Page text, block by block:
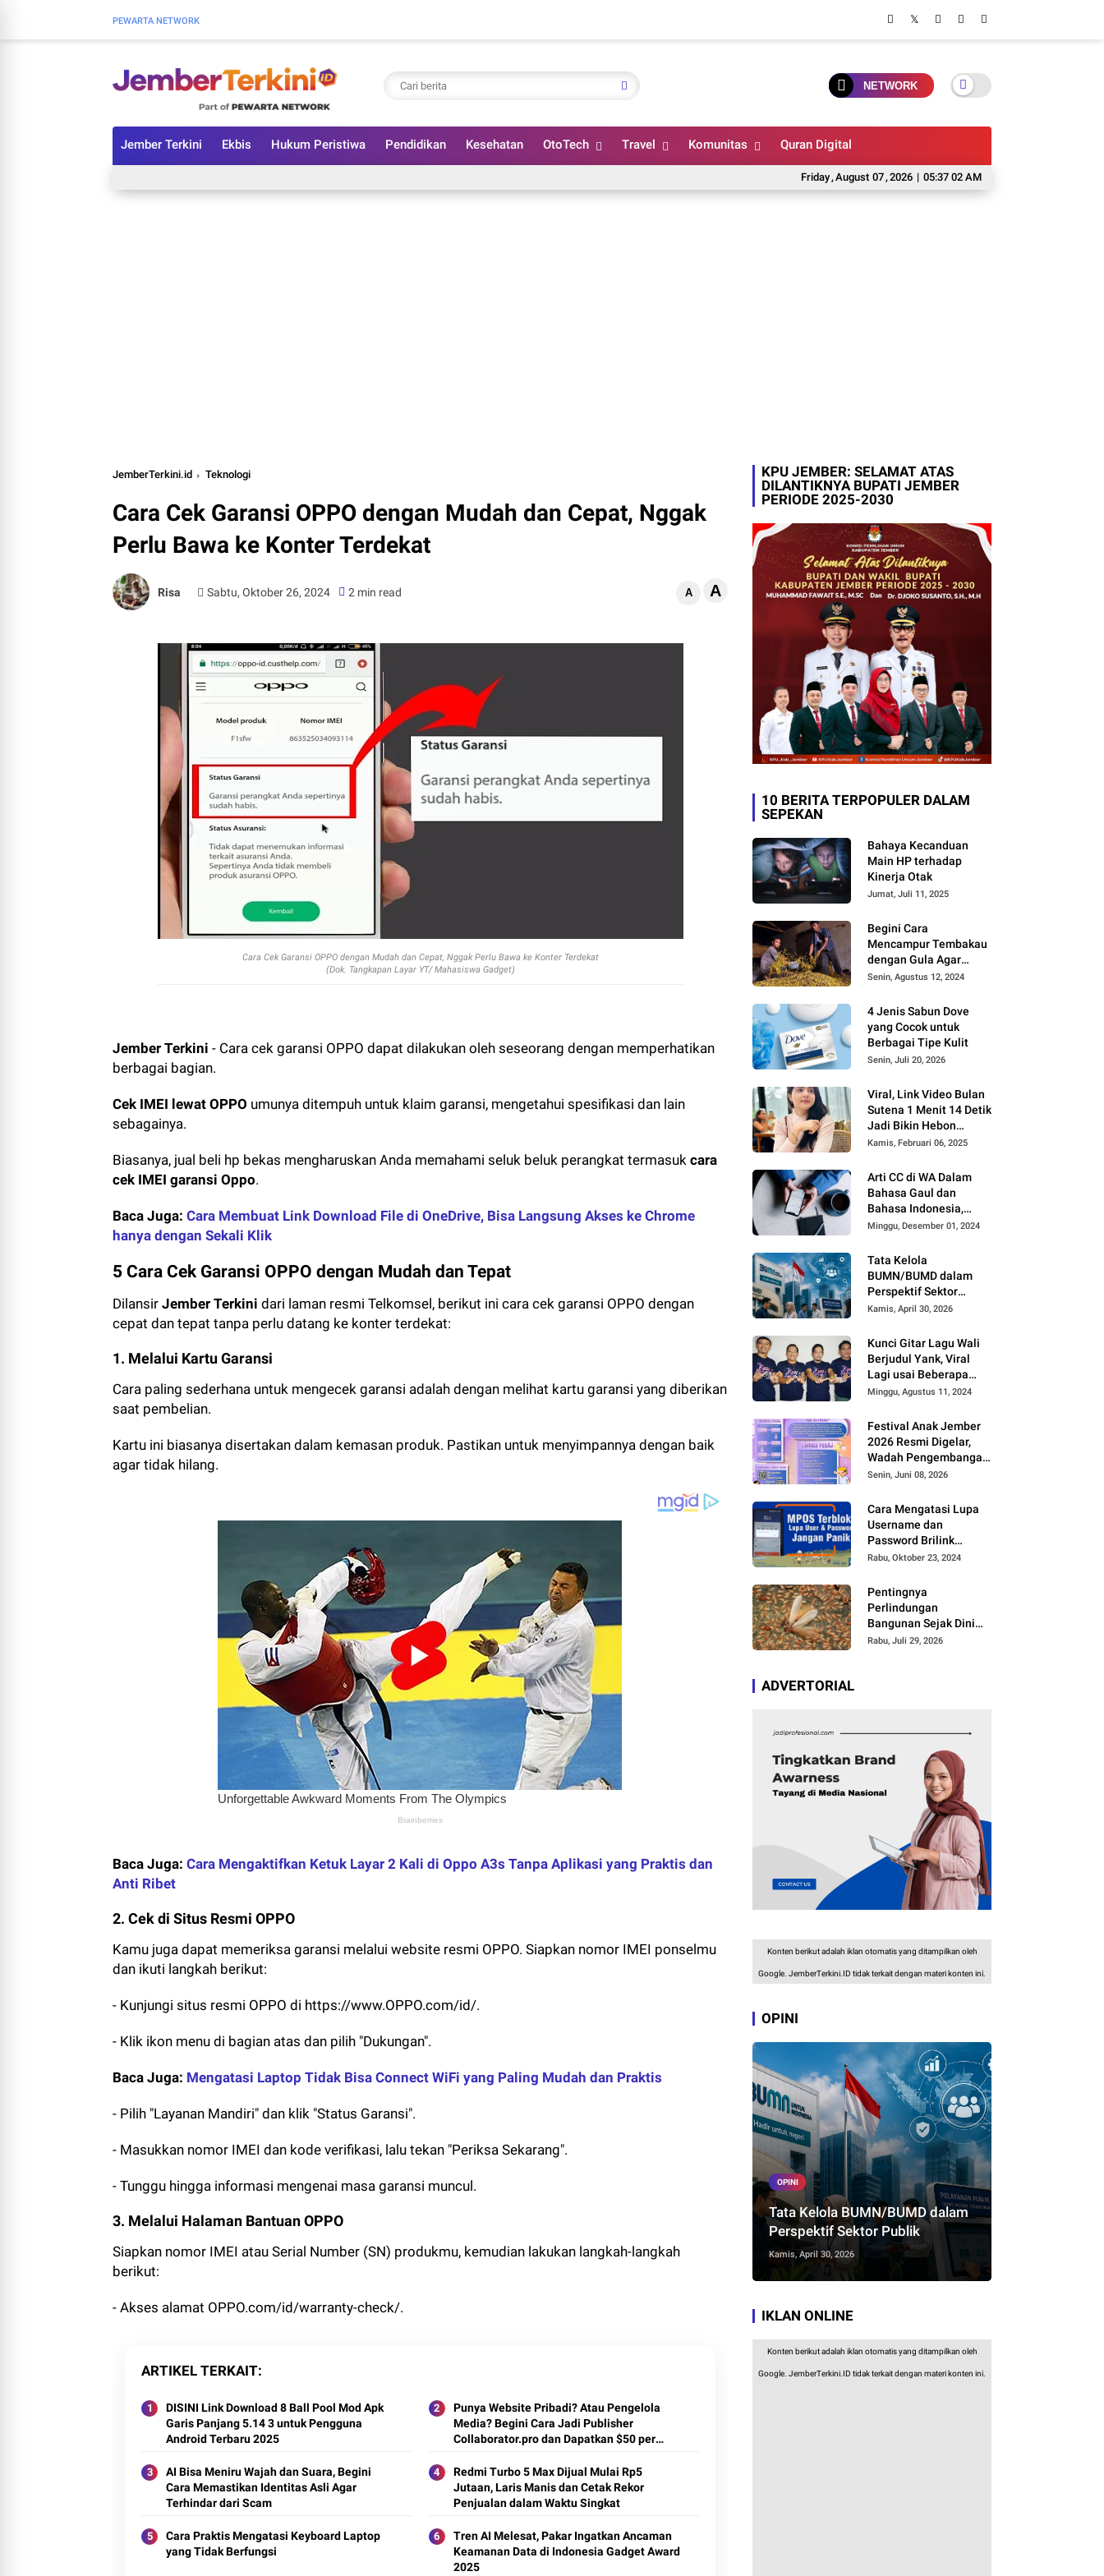
PEWARTA NETWORK
NETWORK
Jember Terkini Ekbis Hukum Peristiwa Pendidikan Kesehatan OtoTech Travel Komunitas Quran Digital
Friday,August 07,2026 | 05:37 03 AM
JemberTerkini.id Teknologi
Cara Cek Garansi OPPO dengan Mudah dan Cepat, Nggak
Perlu Bawa ke Konter Terdekat
Risa Sabtu, Oktober 26, 2024 2 min read A A
Cara Cek Garansi OPPO dengan Mudah dan Cepat, Nggak Perlu Bawa ke Konter Terdekat
(Dok. Tangkapan Layar YT/ Mahasiswa Gadget)
Jember Terkini - Cara cek garansi OPPO dapat dilakukan oleh seseorang dengan memperhatikan
berbagai bagian.
Cek IMEI lewat OPPO umunya ditempuh untuk klaim garansi, mengetahui spesifikasi dan lain
sebagainya.
Biasanya, jual beli hp bekas mengharuskan Anda memahami seluk beluk perangkat termasuk cara
cek IMEI garansi Oppo.
Baca Juga: Cara Membuat Link Download File di OneDrive, Bisa Langsung Akses ke Chrome
hanya dengan Sekali Klik
5 Cara Cek Garansi OPPO dengan Mudah dan Tepat
Dilansir Jember Terkini dari laman resmi Telkomsel, berikut ini cara cek garansi OPPO dengan
cepat dan tepat tanpa perlu datang ke konter terdekat:
1. Melalui Kartu Garansi
Cara paling sederhana untuk mengecek garansi adalah dengan melihat kartu garansi yang diberikan
saat pembelian.
Kartu ini biasanya disertakan dalam kemasan produk. Pastikan untuk menyimpannya dengan baik
agar tidak hilang.
Baca Juga: Cara Mengaktifkan Ketuk Layar 2 Kali di Oppo A3s Tanpa Aplikasi yang Praktis dan
Anti Ribet
2. Cek di Situs Resmi OPPO
Kamu juga dapat memeriksa garansi melalui website resmi OPPO. Siapkan nomor IMEI ponselmu
dan ikuti langkah berikut:
- Kunjungi situs resmi OPPO di https://www.OPPO.com/id/.
- Klik ikon menu di bagian atas dan pilih "Dukungan".
Baca Juga: Mengatasi Laptop Tidak Bisa Connect WiFi yang Paling Mudah dan Praktis
- Pilih "Layanan Mandiri" dan klik "Status Garansi".
- Masukkan nomor IMEI dan kode verifikasi, lalu tekan "Periksa Sekarang".
- Tunggu hingga informasi mengenai masa garansi muncul.
3. Melalui Halaman Bantuan OPPO
Siapkan nomor IMEI atau Serial Number (SN) produkmu, kemudian lakukan langkah-langkah
berikut:
- Akses alamat OPPO.com/id/warranty-check/.
ARTIKEL TERKAIT
DISINI Link Download 8 Ball Pool Mod Apk
Garis Panjang 5.14 3 untuk Pengguna
Android Terbaru 2025
Punya Website Pribadi? Atau Pengelola
Media? Begini Cara Jadi Publisher
Collaborator.pro dan Dapatkan $50 per
AI Bisa Meniru Wajah dan Suara, Begini
Cara Memastikan Identitas Asli Agar
Terhindar dari Scam
Redmi Turbo 5 Max Dijual Mulai Rp5
Jutaan, Laris Manis dan Cetak Rekor
Penjualan dalam Waktu Singkat
Cara Praktis Mengatasi Keyboard Laptop
yang Tidak Berfungsi
Tren AI Melesat, Pakar Ingatkan Ancaman
Keamanan Data di Indonesia Gadget Award
2025
KPU JEMBER: SELAMAT ATAS
DILANTIKNYA BUPATI JEMBER
PERIODE 2025-2030
10 BERITA TERPOPULER DALAM
SEPEKAN
Bahaya Kecanduan
Main HP terhadap
Kinerja Otak
Jumat, Juli 11, 2025
Begini Cara
Mencampur Tembakau
dengan Gula Agar
Timbul Aroma dan
Senin, Agustus 12, 2024
4 Jenis Sabun Dove
yang Cocok untuk
Berbagai Tipe Kulit
Senin, Juli 20, 2026
Viral, Link Video Bulan
Sutena 1 Menit 14 Detik
Jadi Bikin Hebon
Netizen, Banyak yang
Kamis, Februari 06, 2025
Arti CC di WA Dalam
Bahasa Gaul dan
Bahasa Indonesia,
Sering Dipakai tapi
Minggu, Desember 01, 2024
Tata Kelola
BUMN/BUMD dalam
Perspektif Sektor
Publik
Kamis, April 30, 2026
Kunci Gitar Lagu Wali
Berjudul Yank, Viral
Lagi usai Beberapa
Kreator di TikTok dan
Lagu Tersebut
Minggu, Agustus 11, 2024
Festival Anak Jember
2026 Resmi Digelar,
Wadah Pengembangan
Bakat dan Kreativitas
Senin, Juni 08, 2026
Cara Mengatasi Lupa
Username dan
Password Brilink
Mobile atau MyBRILink
Harus Membayar Jasa
Rabu, Oktober 23, 2024
Pentingnya
Perlindungan
Bangunan Sejak Dini
agar Bebas Kerusakan
Rabu, Juli 29, 2026
ADVERTORIAL
Konten berikut adalah iklan otomatis yang ditampilkan oleh
Google. JemberTerkini.ID tidak terkait dengan materi konten ini.
OPINI
OPINI
Tata Kelola BUMN/BUMD dalam
Perspektif Sektor Publik
Kamis, April 30, 2026
IKLAN ONLINE
Konten berikut adalah iklan otomatis yang ditampilkan oleh
Google. JemberTerkini.ID tidak terkait dengan materi konten ini.